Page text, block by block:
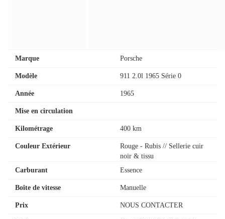
Marque Porsche
Modèle 911 2.0l 1965 Série 0
Année 1965
Mise en circulation
Kilométrage 400 km
Couleur Extérieur
Rouge - Rubis // Sellerie cuir
noir & tissu
Carburant
Essence
Boîte de vitesse Manuelle
Prix NOUS CONTACTER